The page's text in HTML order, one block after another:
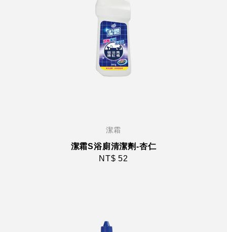
潔霜
潔霜S浴廁清潔劑-杏仁
NT$ 52